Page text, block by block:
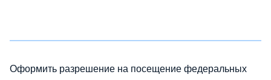
Оформить разрешение на посещение федеральных